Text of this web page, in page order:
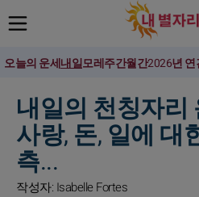
오늘의 운세내일모레주간월간2026년 연
내일의 천칭자리
사랑, 돈, 일에 대
측...
작성자: Isabelle Fortes